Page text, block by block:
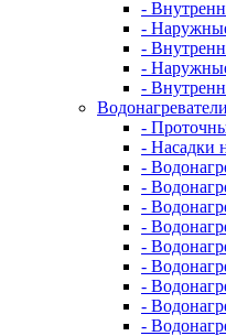
-
-
-
-
-
Водонагреватели
-
- Наcадки
-
-
-
-
-
-
-
-
-